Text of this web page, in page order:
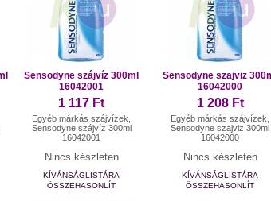
Sensodyne szájvíz 300ml
16042001
1 117 Ft
Egyéb márkás szájvízek,
Sensodyne szájvíz 300ml
16042001
Nincs készleten
KÍVÁNSÁGLISTÁRA
ÖSSZEHASONLÍT
Sensodyne szajviz
16042000
1 208 Ft
Egyéb márkás szájvízek,
Sensodyne szajviz 300ml
16042000
Nincs készleten
KÍVÁNSÁGLISTÁRA
ÖSSZEHASONLÍT